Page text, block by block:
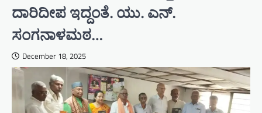
ದಾರಿದೀಪ ಇದ್ದಂತೆ. ಯು. ಎನ್.
ಸಂಗನಾಳಮಠ…
December 18, 2025